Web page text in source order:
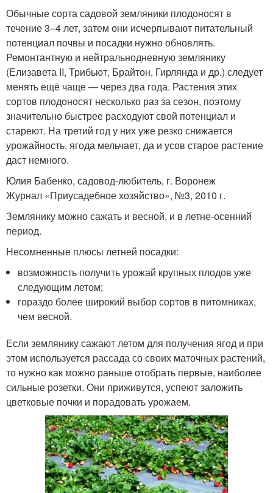
Обычные сорта садовой земляники плодоносят в
течение 3–4 лет, затем они исчерпывают питательный
потенциал почвы и посадки нужно обновлять.
Ремонтантную и нейтральнодневную землянику
(Елизавета II, Трибьют, Брайтон, Гирлянда и др.) следует
менять ещё чаще — через два года. Растения этих
сортов плодоносят несколько раз за сезон, поэтому
значительно быстрее расходуют свой потенциал и
стареют. На третий год у них уже резко снижается
урожайность, ягода мельчает, да и усов старое растение
даст немного.
Юлия Бабенко, садовод-любитель, г. Воронеж
Журнал «Приусадебное хозяйство», №3, 2010 г.
Землянику можно сажать и весной, и в летне-осенний
период.
Несомненные плюсы летней посадки:
возможность получить урожай крупных плодов уже
следующим летом;
гораздо более широкий выбор сортов в питомниках,
чем весной.
Если землянику сажают летом для получения ягод и при
этом используется рассада со своих маточных растений,
то нужно как можно раньше отобрать первые, наиболее
сильные розетки. Они приживутся, успеют заложить
цветковые почки и порадовать урожаем.